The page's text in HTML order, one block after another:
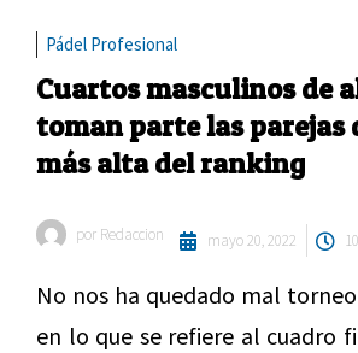
Pádel Profesional
Cuartos masculinos de
toman parte las parejas
más alta del ranking
por Redaccion mayo 20, 2022
No nos ha quedado mal
en lo que se refiere al cuadro